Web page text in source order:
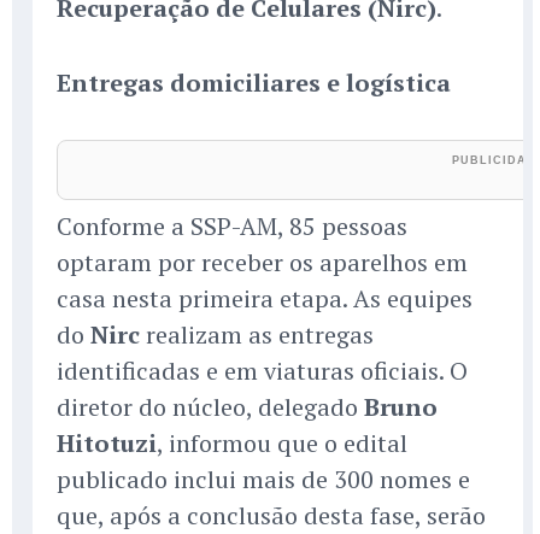
Recuperação de Celulares (Nirc).
Entregas domiciliares e logística
Conforme a SSP-AM, 85 pessoas
optaram por receber os aparelhos em
casa nesta primeira etapa. As equipes
do Nircrealizam as entregas
identificadas e em viaturas oficiais. O
diretor do núcleo, delegado Bruno
Hitotuzi, informou que o edital
publicado inclui mais de 300 nomes e
que, após a conclusão desta fase, serão